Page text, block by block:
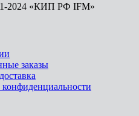
2024 «КИП РФ IFM»
заказы